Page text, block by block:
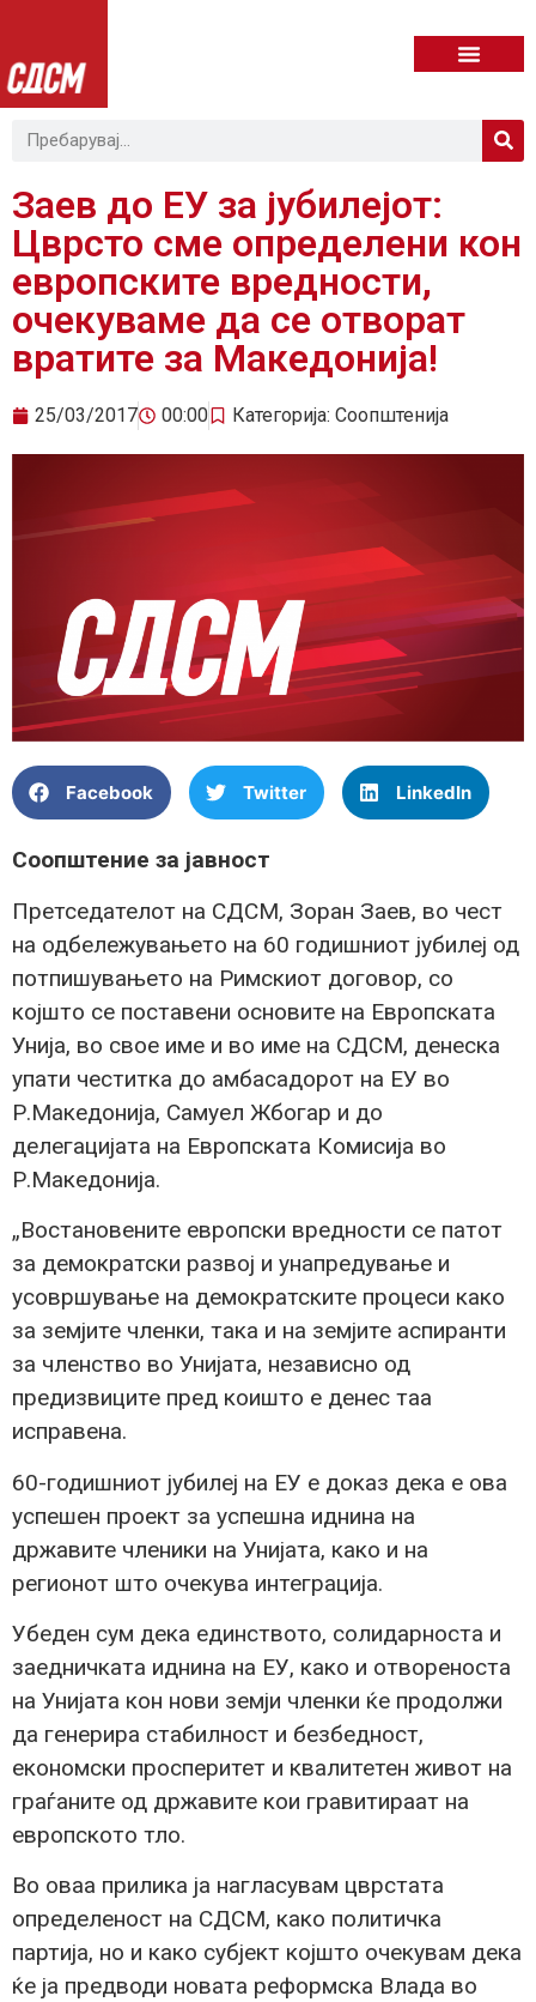
Заев до ЕУ за јубилејот:
Цврсто сме определени кон
европските вредности,
очекуваме да се отворат
вратите за Македонија!
25/03/2017 00:00 Категорија: Соопштенија
Facebook Twitter LinkedIn
Соопштение за јавност
Претседателот на СДСМ, Зоран Заев, во чест
на одбележувањето на 60 годишниот јубилеј од
потпишувањето на Римскиот договор, со
којшто се поставени основите на Европската
Унија, во свое име и во име на СДСМ, денеска
упати честитка до амбасадорот на ЕУ во
Р.Македонија, Самуел Жбогар и до
делегацијата на Европската Комисија во
Р.Македонија.
„Востановените европски вредности се патот
за демократски развој и унапредување и
усовршување на демократските процеси како
за земјите членки, така и на земјите аспиранти
за членство во Унијата, независно од
предизвиците пред коишто е денес таа
исправена.
60-годишниот јубилеј на ЕУ е доказ дека е ова
успешен проект за успешна иднина на
државите членики на Унијата, како и на
регионот што очекува интеграција.
Убеден сум дека единството, солидарноста и
заедничката иднина на ЕУ, како и отвореноста
на Унијата кон нови земји членки ќе продолжи
да генерира стабилност и безбедност,
економски просперитет и квалитетен живот на
граѓаните од државите кои гравитираат на
европското тло.
Во оваа прилика ја нагласувам цврстата
определеност на СДСМ, како политичка
партија, но и како субјект којшто очекувам дека
ќе ја предводи новата реформска Влада во